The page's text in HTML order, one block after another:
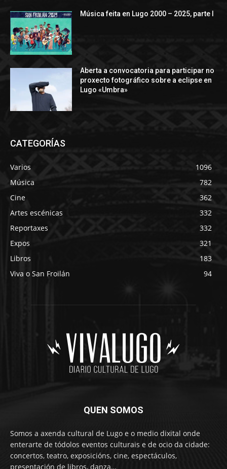
Música feita en Lugo 2000 – 2025, parte I
Aberta a convocatoria para participar no
proxecto fotográfico sobre a eclipse en
Lugo «Umbra»
CATEGORÍAS
Varios
1096
Música
782
Cine
362
Artes escénicas
332
Reportaxes
332
Expos
321
Libros
183
Viva o San Froilán
94
QUEN SOMOS
Somos a axenda cultural de Lugo e o medio dixital onde
enterarte de tódolos eventos culturais e de ocio da cidade:
concertos, teatro, exposicións, cine, espectáculos,
presentación de libros, danza…